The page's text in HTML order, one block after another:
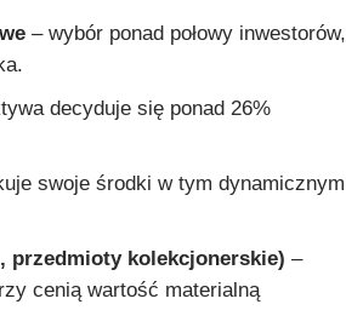
– wybór ponad połowy inwestorów,
decyduje się ponad 26%
swoje środki w tym dynamicznym
przedmioty kolekcjonerskie) –
cenią wartość materialną